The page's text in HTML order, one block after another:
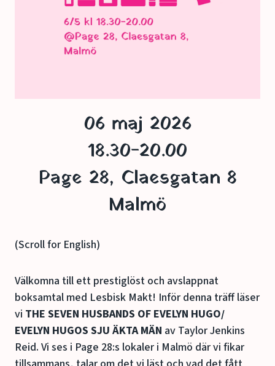
06 maj 2026
18.30-20.00
Page 28, Claesgatan 8
Malmö
(Scroll for English)
Välkomna till ett prestiglöst och avslappnat
boksamtal med Lesbisk Makt! Inför denna träff läser
vi THE SEVEN HUSBANDS OF EVELYN HUGO/
EVELYN HUGOS SJU ÄKTA MÄN av Taylor Jenkins
Reid. Vi ses i Page 28:s lokaler i Malmö där vi fikar